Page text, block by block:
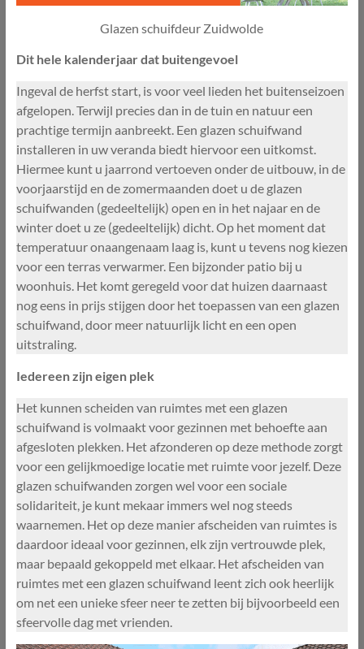
Glazen schuifdeur Zuidwolde
Dit hele kalenderjaar dat buitengevoel
Ingeval de herfst start, is voor veel lieden het buitenseizoen
afgelopen. Terwijl precies dan in de tuin en natuur een
prachtige termijn aanbreekt. Een glazen schuifwand
installeren in uw veranda biedt hiervoor een uitkomst.
Hiermee kunt u jaarrond vertoeven onder de uitbouw, in de
voorjaarstijd en de zomermaanden doet u de glazen
schuifwanden (gedeeltelijk) open en in het najaar en de
winter doet u ze (gedeeltelijk) dicht. Op het moment dat
temperatuur onaangenaam laag is, kunt u tevens nog kiezen
voor een terras verwarmer. Een bijzonder patio bij u
woonhuis. Het komt geregeld voor dat huizen daarnaast
nog eens in prijs stijgen door het toepassen van een glazen
schuifwand, door meer natuurlijk licht en een open
uitstraling.
Iedereen zijn eigen plek
Het kunnen scheiden van ruimtes met een glazen
schuifwand is volmaakt voor gezinnen met behoefte aan
afgesloten plekken. Het afzonderen op deze methode zorgt
voor een gelijkmoedige locatie met ruimte voor jezelf. Deze
glazen schuifwanden zorgen wel voor een sociale
solidariteit, je kunt mekaar immers wel nog steeds
waarnemen. Het op deze manier afscheiden van ruimtes is
daardoor ideaal voor gezinnen, elk zijn vertrouwde plek,
maar bepaald gekoppeld met elkaar. Het afscheiden van
ruimtes met een glazen schuifwand leent zich ook heerlijk
om net een unieke sfeer neer te zetten bij bijvoorbeeld een
sfeervolle dag met vrienden.